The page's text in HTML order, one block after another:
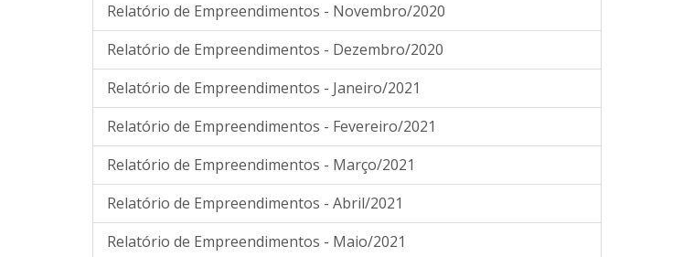
Relatório de Empreendimentos - Novembro/2020
Relatório de Empreendimentos - Dezembro/2020
Relatório de Empreendimentos - Janeiro/2021
Relatório de Empreendimentos - Fevereiro/2021
Relatório de Empreendimentos - Março/2021
Relatório de Empreendimentos - Abril/2021
Relatório de Empreendimentos - Maio/2021